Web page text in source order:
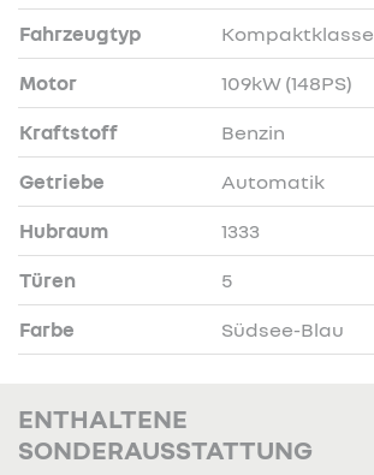
Fahrzeugtyp Kompaktklasse
Motor 109kW (148PS)
Kraftstoff Benzin
Getriebe Automatik
Hubraum 1333
Türen 5
Farbe Südsee-Blau
ENTHALTENE
SONDERAUSSTATTUNG